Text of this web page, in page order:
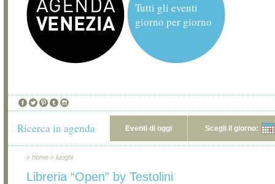
Tutti gli eventi
giorno per giorno
Ricerca in agenda Eventi di oggi Scegli il giorno:
» home » luoghi
Libreria “Open” by Testolini